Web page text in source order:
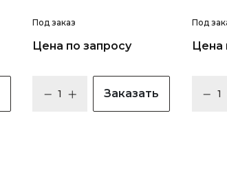
Под заказ
Цена по запросу
Заказать
Под
Цена